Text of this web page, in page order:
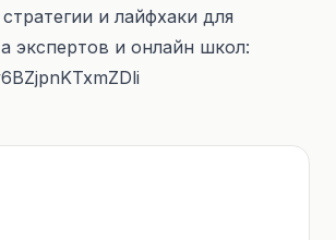
и лайфхаки для
экспертов и онлайн школ: